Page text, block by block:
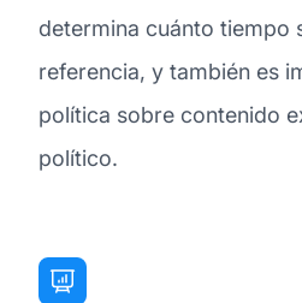
determina cuánto tiempo
referencia, y también es
política sobre contenido
político.